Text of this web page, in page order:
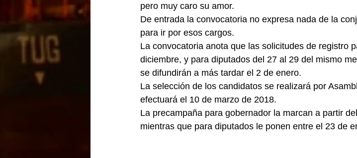
pero muy caro su amor.
De entrada la convocatoria no expresa nada de la
para ir por esos cargos.
La convocatoria anota que las solicitudes de registro
diciembre, y para diputados del 27 al 29 del mismo
se difundirán a más tardar el 2 de enero.
La selección de los candidatos se realizará por
efectuará el 10 de marzo de 2018.
La precampaña para gobernador la marcan a partir
mientras que para diputados le ponen entre el 23 de